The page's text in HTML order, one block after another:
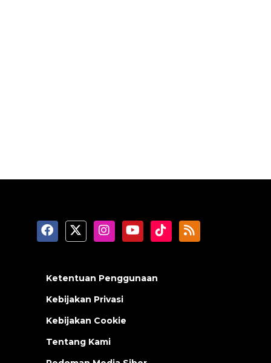
Ketentuan Penggunaan
Kebijakan Privasi
Kebijakan Cookie
Tentang Kami